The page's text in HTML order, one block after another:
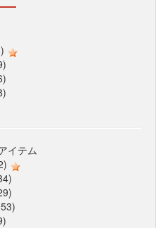
イテム